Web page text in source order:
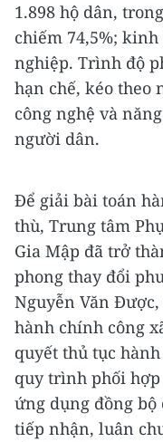
1.898 hộ dân,
chiếm 74,5%;
nghiệp. Trình độ
hạn chế, kéo theo
công nghệ và
người dân.
Để giải bài toán
thù, Trung tâm
Gia Mập đã trở
phong thay đổi
Nguyễn Văn
hành chính công
quyết thủ tục
quy trình phối hợp
ứng dụng đồng bộ
tiếp nhận, luân